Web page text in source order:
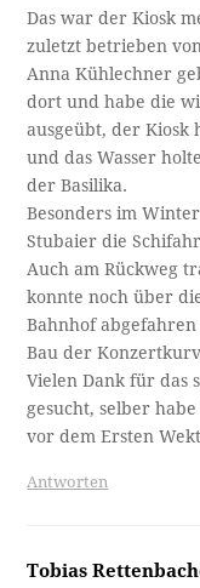
Das war der Kiosk
zuletzt betrieben
Anna Kühlechner
dort und habe die
ausgeübt, der Kiosk
und das Wasser
der Basilika.
Besonders im
Stubaier die
Auch am Rückweg
konnte noch über
Bahnhof
Bau der
Vielen Dank für das
gesucht, selber
vor dem Ersten
Antworten
Tobias